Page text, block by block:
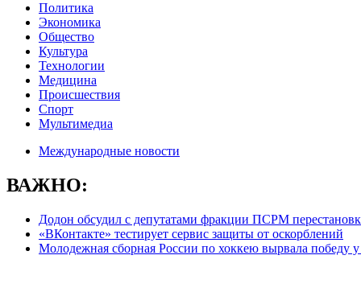
Политика
Экономика
Общество
Культура
Технологии
Медицина
Происшествия
Спорт
Мультимедиа
Международные новости
ВАЖНО:
Додон обсудил с депутатами фракции ПСРМ
«ВКонтакте» тестирует сервис защиты от оскорблений
Молодежная сборная России по хоккею вырвала победу у